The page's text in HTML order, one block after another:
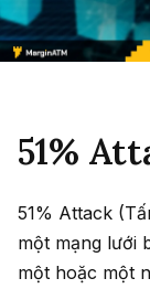
51%
51% Attack
một mạng lưới
một hoặc một